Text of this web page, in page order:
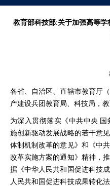
教育部科技部:关于加强高等
教技〔
各省、自治区、直辖市教育厅
产建设兵团教育局、科技局，
为深入贯彻落实《中共中央
施创新驱动发展战略的若干意
体制机制改革的意见》和《中
改革实施方案的通知》精神，
据《中华人民共和国促进科技
人民共和国促进科技成果转化